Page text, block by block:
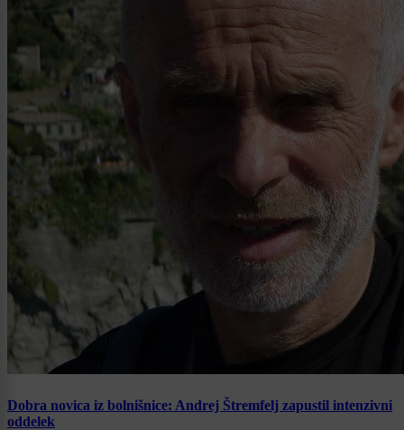
Dobra novica iz bolnišnice: Andrej Štremfelj zapustil intenzivni
oddelek